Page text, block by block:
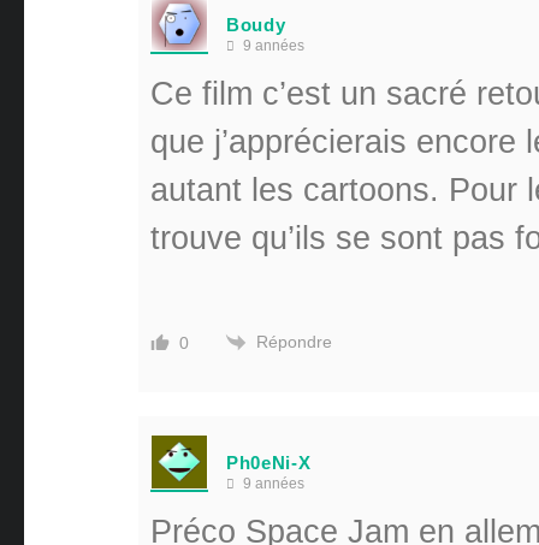
Boudy
9 années
Ce film c’est un sacré
que j’apprécierais encore
autant les cartoons. Pour
trouve qu’ils se sont pas
0 Répondre
Ph0eNi-X
9 années
Préco Space Jam en